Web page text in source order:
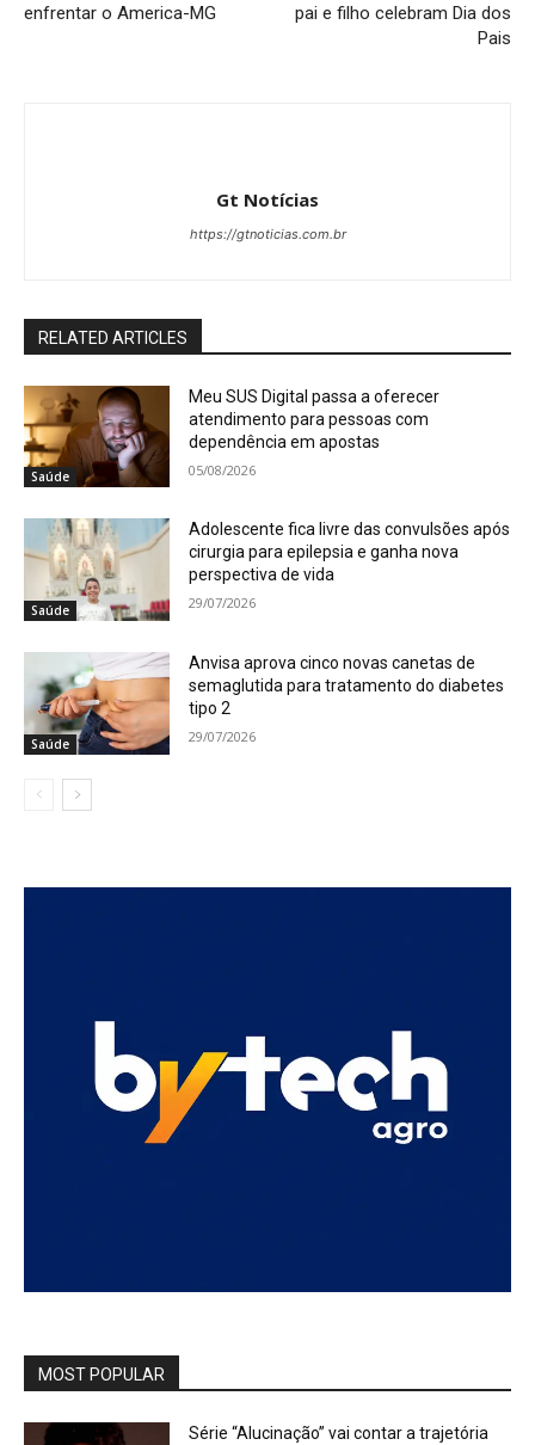
enfrentar o America-MG
pai e filho celebram Dia dos
Pais
Gt Notícias
https://gtnoticias.com.br
RELATED ARTICLES
Saúde
Meu SUS Digital passa a oferecer
atendimento para pessoas com
dependência em apostas
05/08/2026
Saúde
Adolescente fica livre das convulsões após
cirurgia para epilepsia e ganha nova
perspectiva de vida
29/07/2026
Saúde
Anvisa aprova cinco novas canetas de
semaglutida para tratamento do diabetes
tipo 2
29/07/2026
MOST POPULAR
Série “Alucinação” vai contar a trajetória